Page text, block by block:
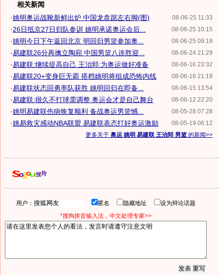
相关新闻
08-06-25 11:33
·姚明奥运战靴新鲜出炉 中国龙盘踞左右脚(图)
08-06-25 10:15
·26日抵京27日归队参训 姚明承诺奥运会后...
08-06-25 09:19
·姚明今日下午返回北京 明回归男篮参加奥...
08-06-24 21:29
·易建联26分再擒立陶宛 中国男篮八连胜迎...
08-06-16 23:32
·易建联:继续提高自己 王治郅:为奥运做好准备
08-06-16 21:19
·易建联20+变身巨无霸 搭档姚明将组成恐怖内线
08-06-15 13:54
·易建联状态回勇率队获胜 姚明回归在即备...
08-06-12 22:20
·易建联:很久不打球需调整 奥运会才是自己舞台
08-05-28 07:28
·姚明易建联伤病恢复顺利 备战奥运男篮憾...
08-05-19 06:12
·姚易救灾感动NBA联盟 易建联表态打好奥运激励
更多关于 奥运 姚明 易建联 王治郅 男篮 的新闻>>
用户： 匿名 隐藏地址
设为辩论话题
*搜狗拼音输入法，中文处理专家>>